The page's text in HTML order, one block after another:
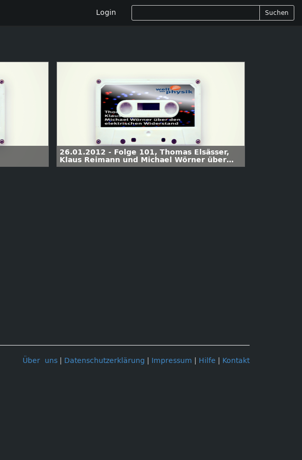
Login Suchen
26.01.2012 - Folge 101, Thomas Elsässer,
Klaus Reimann und Michael Wörner über
den elektrischen Widerstand
Über uns Datenschutzerklärung Impressum Hilfe Kontakt